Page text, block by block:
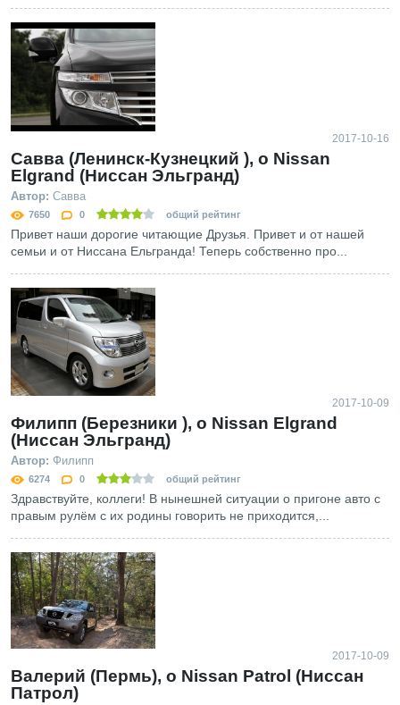
2017-10-16
Савва (Ленинск-Кузнецкий ), о Nissan
Elgrand (Ниссан Эльгранд)
Автор: Савва
7650 0 общий рейтинг
Привет наши дорогие читающие Друзья. Привет и от нашей
семьи и от Ниссана Ельгранда! Теперь собственно про...
2017-10-09
Филипп (Березники ), о Nissan Elgrand
(Ниссан Эльгранд)
Автор: Филипп
6274 0 общий рейтинг
Здравствуйте, коллеги! В нынешней ситуации о пригоне авто с
правым рулём с их родины говорить не приходится,...
2017-10-09
Валерий (Пермь), о Nissan Patrol (Ниссан
Патрол)